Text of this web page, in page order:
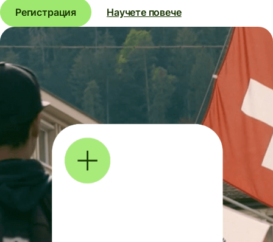
Регистрация Научете повече